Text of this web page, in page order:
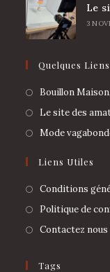
Le
3
Quelques
Bouillon
Le site des
Mode
Liens Utiles
Conditions
Politique de
Contactez nous
Tags